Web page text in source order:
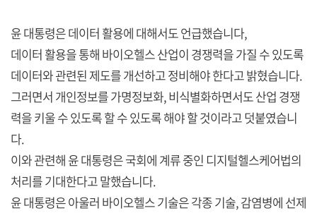
윤 대통령은 데이터 활용에 대해서도 언급했습니다,
데이터 활용을 통해 바이오헬스 산업이 경쟁력을 가질 수 있도록
데이터와 관련된 제도를 개선하고 정비해야 한다고 밝혔습니다.
그러면서 개인정보를 가명정보화, 비식별화하면서도 산업 경쟁
력을 키울 수 있도록 할 수 있도록 해야 할 것이라고 덧붙였습니
다.
이와 관련해 윤 대통령은 국회에 계류 중인 디지털헬스케어법의
처리를 기대한다고 말했습니다.
윤 대통령은 아울러 바이오헬스 기술은 각종 기술, 감염병에 선제